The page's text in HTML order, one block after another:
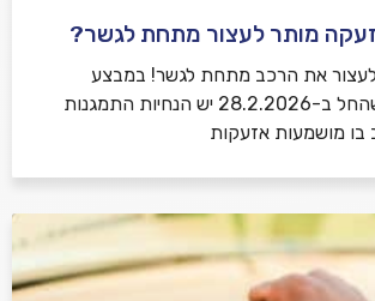
מותר לעצור מתחת לגשר?
את הרכב מתחת לגשר! במבצע
“שאגת הארי” שהחל ב-28.2.2026 יש הנחיות התמגנות
מושמעות אזעקות